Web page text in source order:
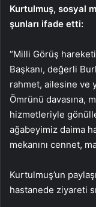
Kurtulmuş, sosyal
şunları ifade etti:
“Milli Görüş
Başkanı, değerli
rahmet, ailesine ve
Ömrünü davasına,
hizmetleriyle
ağabeyimiz daima
mekanını cennet,
Kurtulmuş’un
hastanede ziyareti